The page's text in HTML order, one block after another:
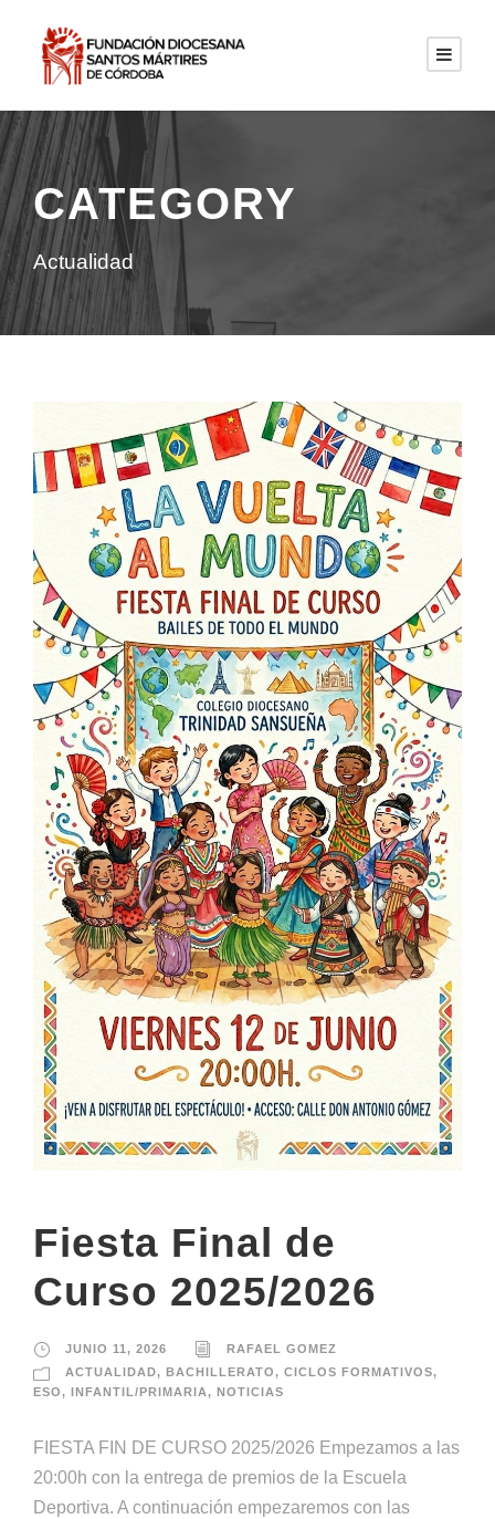
CATEGORY
Actualidad
Fiesta Final de
Curso 2025/2026
JUNIO 11, 2026
RAFAEL GOMEZ
ACTUALIDAD, BACHILLERATO, CICLOS FORMATIVOS,
ESO, INFANTIL/PRIMARIA, NOTICIAS
FIESTA FIN DE CURSO 2025/2026 Empezamos a las
20:00h con la entrega de premios de la Escuela
Deportiva. A continuación empezaremos con las